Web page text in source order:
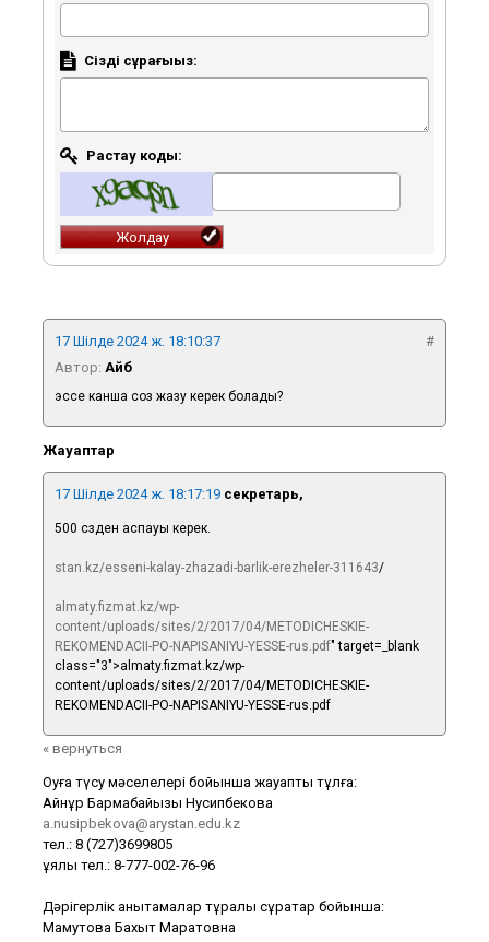
Сіздің сұрағыңыз:
Растау коды:
#
17 Шілде 2024 ж. 18:10:37
Автор: Айб
эссе канша соз жазу керек болады?
Жауаптар
17 Шілде 2024 ж. 18:17:19 секретарь,
500 сөзден аспауы керек.
stan.kz/esseni-kalay-zhazadi-barlik-erezheler-311643/
almaty.fizmat.kz/wp-
content/uploads/sites/2/2017/04/METODICHESKIE-
REKOMENDACII-PO-NAPISANIYU-YESSE-rus.pdf" target=_blank
class="3">almaty.fizmat.kz/wp-
content/uploads/sites/2/2017/04/METODICHESKIE-
REKOMENDACII-PO-NAPISANIYU-YESSE-rus.pdf
« вернуться
Оқуға түсу мәселелері бойынша жауапты тұлға:
Айнұр Бармақбайқызы Нусипбекова
a.nusipbekova@arystan.edu.kz
тел.: 8 (727)3699805
ұялы тел.: 8-777-002-76-96
Дәрігерлік анықтамалар тұралы сұрақтар бойынша:
Мамутова Бахыт Маратовна